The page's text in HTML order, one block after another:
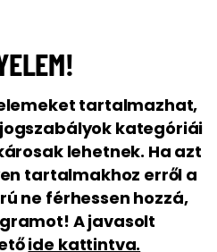
tartalmazhat,
kategóriái
lehetnek. Ha azt
tartalmakhoz erről a
ne férhessen hozzá,
A javasolt
ide kattintva.